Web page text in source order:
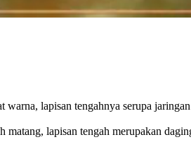
lapisan tengahnya serupa
lapisan tengah merupakan